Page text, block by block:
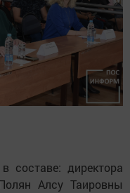
составе: директора
Алсу Таировны